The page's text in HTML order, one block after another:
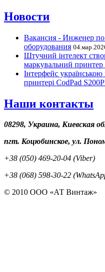
Новости
Вакансия - Инженер
оборудования
Штучний інтелект
маркувальний принтер
Інтерфейс
принтері CodPad
Наши контакты
08298, Украина, Киевская
пгт. Коцюбинское, ул.
+38 (050) 469-20-04 (Viber)
+38 (068) 598-30-22
© 2010 ООО «АТ Винтаж»